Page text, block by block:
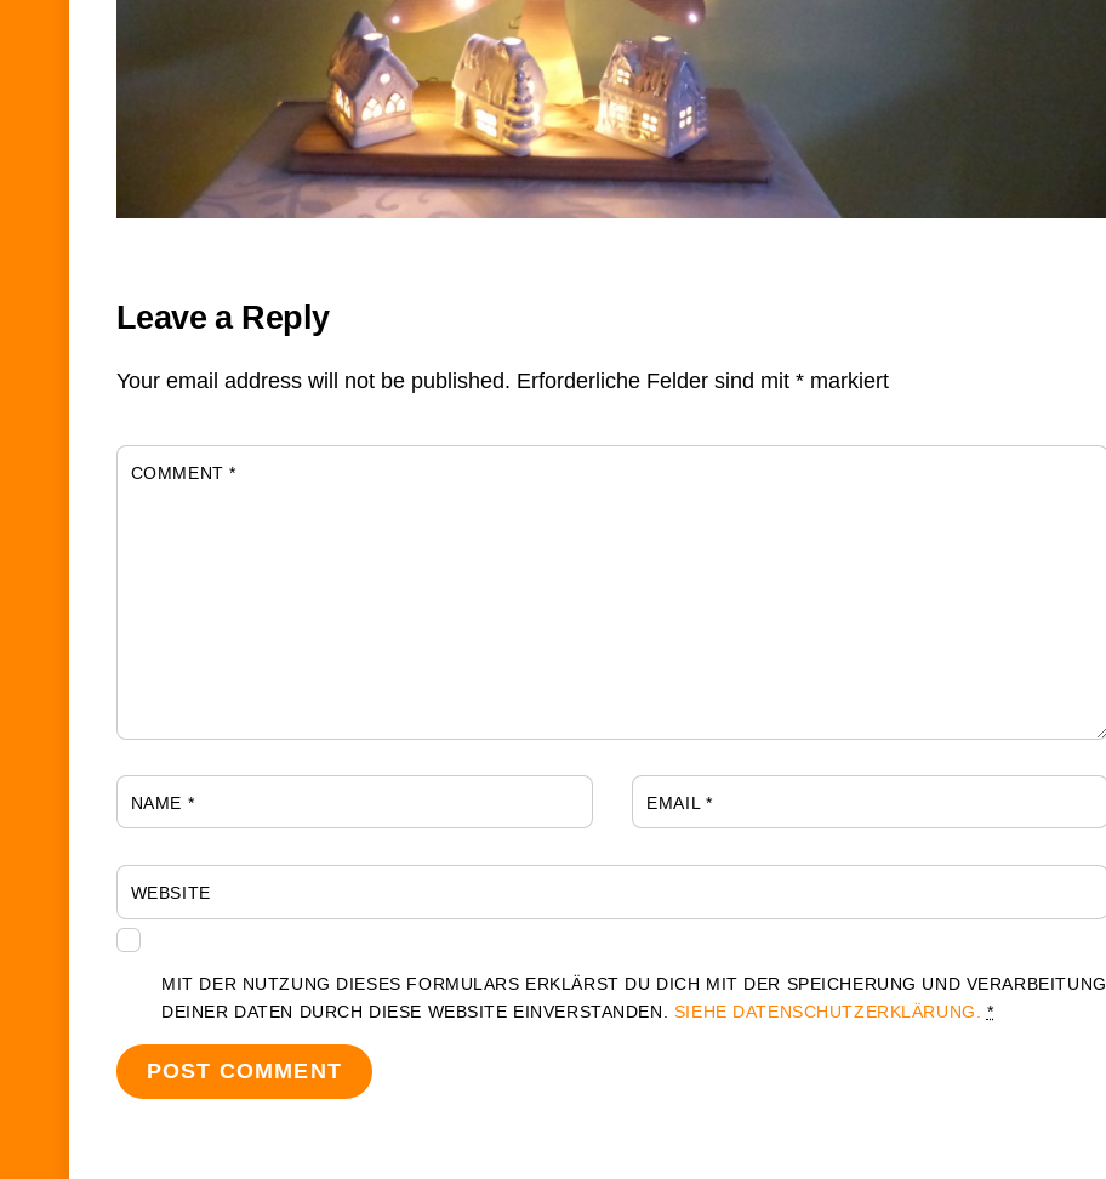
Leave a Reply
Your email address will not be published. Erforderliche Felder sind mit *markiert
COMMENT*
NAME * EMAIL *
WEBSITE
MIT DER NUTZUNG DIESES FORMULARS ERKLÄRST DU DICH MIT DER SPEICHERUNG UND VERARBEITUNG
DEINER DATEN DURCH DIESE WEBSITE EINVERSTANDEN. SIEHE DATENSCHUTZERKLÄRUNG. *